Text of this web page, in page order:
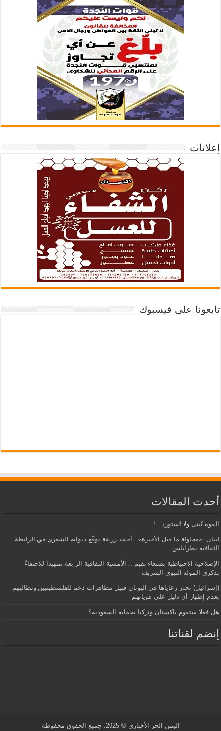
إعلانات
تابعونا على فيسبوك
أحدث المقالات
القوة تُبنى ولا تُستورد…!
لبنان..«محاولة ما قبل الأخيرة».. أحمد زريقة يوقّع ديوانه الشعري في الرابطة
الثقافية بطرابلس
الإصلاحية الاحتياطية بصنعاء تقيم .. الأمسية الثقافية الرابعة تمهيدا للاحتفاءً
بذكرى المولد النبوي الشريف
(إسرائيل) تحذر رعاياها في اليونان قبيل مظاهرات دعم للفلسطينيين وتطالبهم
بعدم إظهار أي دليل على هوياتهم
هل فعلا ستقوم باكستان وتركيا بحماية السعودية؟
إنضم لقناتنا
اليمن الحر الأخباري © 2025. جميع الحقوق محفوظة